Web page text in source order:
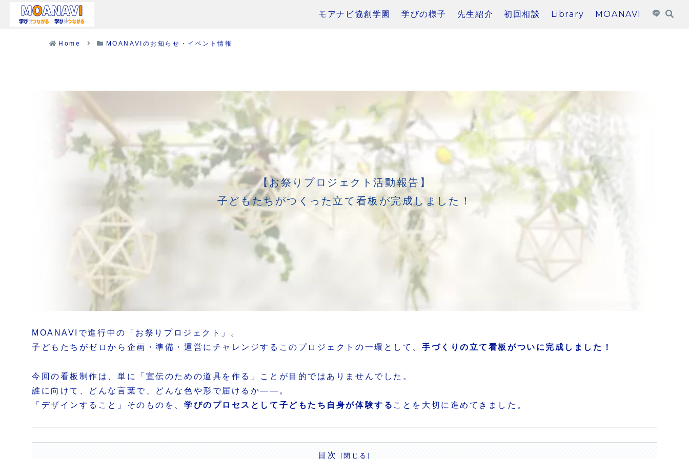
モアナビ協創学園 学びの様子 先生紹介 初回相談 Library MOANAVI
Home MOANAVIのお知らせ・イベント情報
【お祭りプロジェクト活動報告】
子どもたちがつくった立て看板が完成しました！
MOANAVIで進行中の「お祭りプロジェクト」。
子どもたちがゼロから企画・準備・運営にチャレンジするこのプロジェクトの一環として、 手づくりの立て看板がついに完成しました！
今回の看板制作は、単に「宣伝のための道具を作る」ことが目的ではありませんでした。
誰に向けて、どんな言葉で、どんな色や形で届けるか――。
「デザインすること」そのものを、 学びのプロセスとして子どもたち自身が体験する ことを大切に進めてきました。
目次